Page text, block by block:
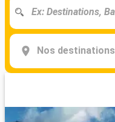
Nos destinations